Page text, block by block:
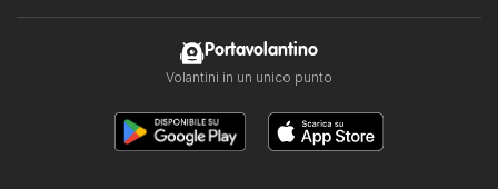
Portavolantino
Volantini in un unico punto